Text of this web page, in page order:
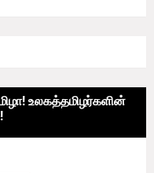
உலகத்தமிழர்களின்